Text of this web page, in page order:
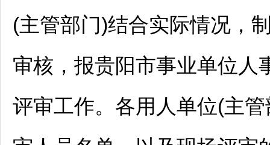
(主管部门)结合实际情况，
审核，报贵阳市事业单位 人
评审工作。各用人单位(主